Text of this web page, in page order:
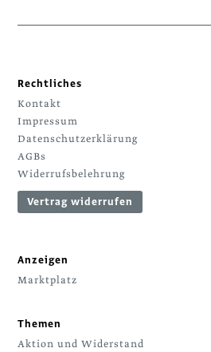
Rechtliches
Kontakt
Impressum
Datenschutzerklärung
AGBs
Widerrufsbelehrung
Vertrag widerrufen
Anzeigen
Marktplatz
Themen
Aktion und Widerstand